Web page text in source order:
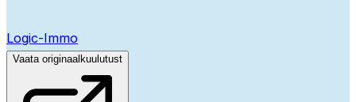
Logic-Immo
Vaata originaalkuulutust